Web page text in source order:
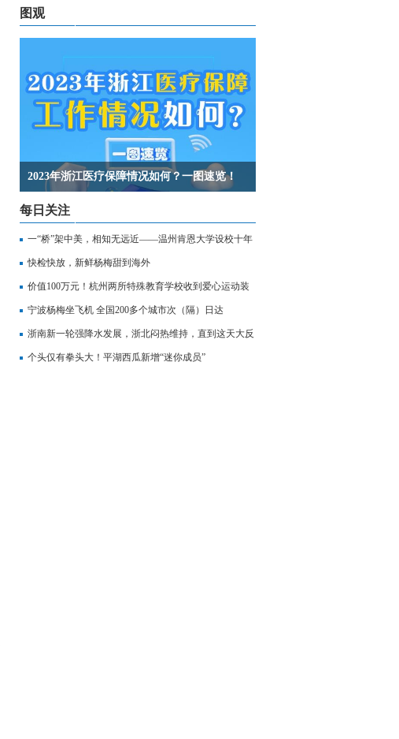
至无声世界
图观
2023年浙江医疗保障情况如何？一图速览！
每日关注
一“桥”架中美，相知无远近——温州肯恩大学设校十年
记
快检快放，新鲜杨梅甜到海外
价值100万元！杭州两所特殊教育学校收到爱心运动装
备
宁波杨梅坐飞机 全国200多个城市次（隔）日达
浙南新一轮强降水发展，浙北闷热维持，直到这天大反
转
个头仅有拳头大！平湖西瓜新增“迷你成员”